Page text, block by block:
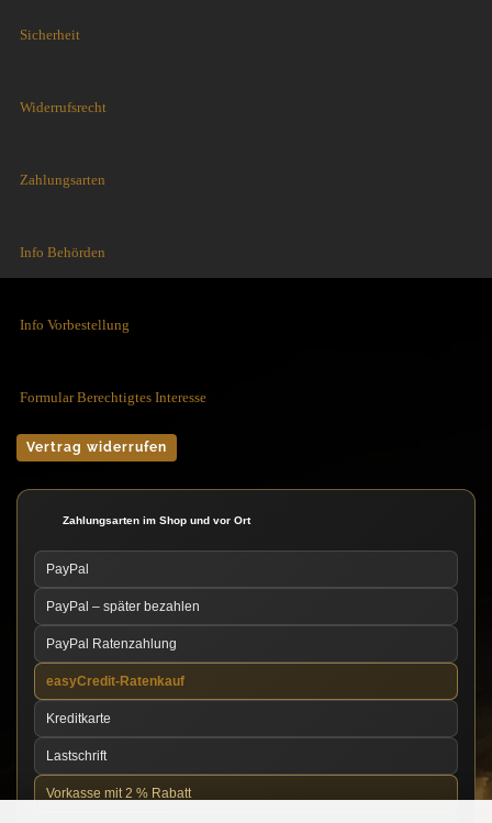
Sicherheit
Widerrufsrecht
Zahlungsarten
Info Behörden
Info Vorbestellung
Formular Berechtigtes Interesse
Vertrag widerrufen
Zahlungsarten im Shop und vor Ort
PayPal
PayPal – später bezahlen
PayPal Ratenzahlung
easyCredit-Ratenkauf
Kreditkarte
Lastschrift
Vorkasse mit 2 % Rabatt